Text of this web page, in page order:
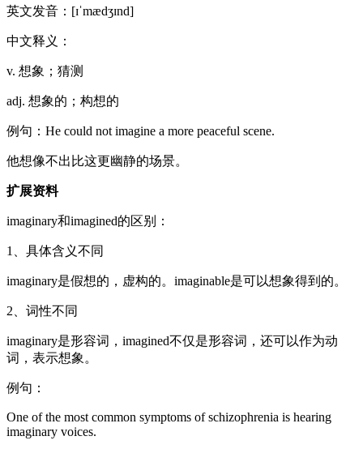
英文发音：[ɪˈmædʒɪnd]
中文释义：
v. 想象；猜测
adj. 想象的；构想的
例句：He could not imagine a more peaceful scene.
他想像不出比这更幽静的场景。
扩展资料
imaginary和imagined的区别：
1、具体含义不同
imaginary是假想的，虚构的。imaginable是可以想象得到的。
2、词性不同
imaginary是形容词，imagined不仅是形容词，还可以作为动
词，表示想象。
例句：
One of the most common symptoms of schizophrenia is hearing
imaginary voices.